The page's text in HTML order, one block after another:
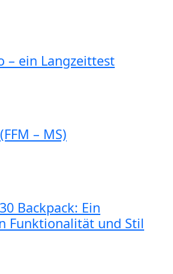
– ein Langzeittest
– MS)
Backpack: Ein
Funktionalität und Stil